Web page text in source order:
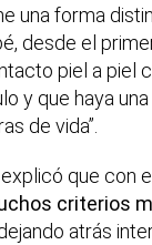
una forma
desde el
piel a piel
y que haya
de vida”.
que con
criterios
atrás